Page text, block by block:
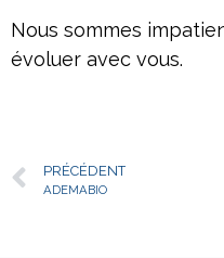
Nous sommes
évoluer avec vous.
PRÉCÉDENT
ADEMABIO